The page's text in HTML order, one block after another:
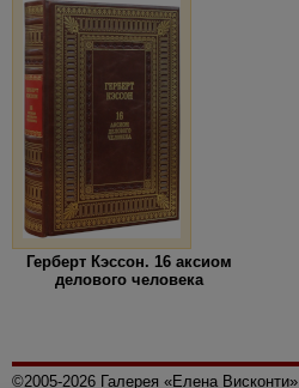
Герберт Кэссон. 16 аксиом
делового человека
©2005-2026 Галерея «Елена Висконти»